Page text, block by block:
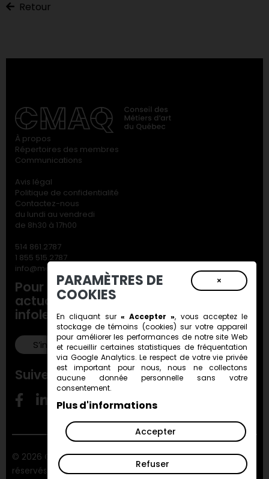
Retour
À propos
Répertoires des membres
Communications
Avis légal
Politique de confidentialité
Contactez-nous
du lundi au vendredi
de 8h30 à 17h00
514 861.2787
1 855 515.2787
info@metiersdart.ca
Pour ne rien manquer de nos
actualités, inscrivez-vous à notre
infolettre!
S’inscrire!
Suivez-nous!
© 2026 Conseil des métiers d'art du Québec. Tous droits
réservés.
ViGlob
×
PARAMÈTRES DE
COOKIES
En cliquant sur « Accepter », vous acceptez le
stockage detémoins (cookies) sur votre appareil
pour améliorer les performances de notre site Web
et recueillir certaines statistiques de fréquentation
via Google Analytics. Le respect de votre vie privée
est important pour nous, nous ne collectons
aucune donnée personnelle sans votre
consentement.
Plus d'informations
Accepter
Refuser